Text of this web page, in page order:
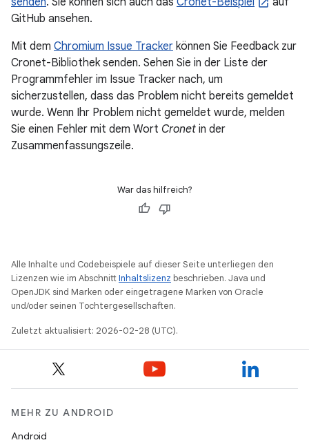
GitHub ansehen.
Mit dem Chromium Issue Tracker können Sie Feedback zur
Cronet-Bibliothek senden. Sehen Sie in der Liste der
Programmfehler im Issue Tracker nach, um
sicherzustellen, dass das Problem nicht bereits gemeldet
wurde. Wenn Ihr Problem nicht gemeldet wurde, melden
Sie einen Fehler mit dem Wort Cronet in der
Zusammenfassungszeile.
War das hilfreich?
Alle Inhalte und Codebeispiele auf dieser Seite unterliegen den
Lizenzen wie im AbschnittInhaltslizenz beschrieben. Java und
OpenJDK sind Marken oder eingetragene Marken von Oracle
und/oder seinen Tochtergesellschaften.
Zuletzt aktualisiert: 2026-02-28 (UTC).
MEHR ZU ANDROID
Android